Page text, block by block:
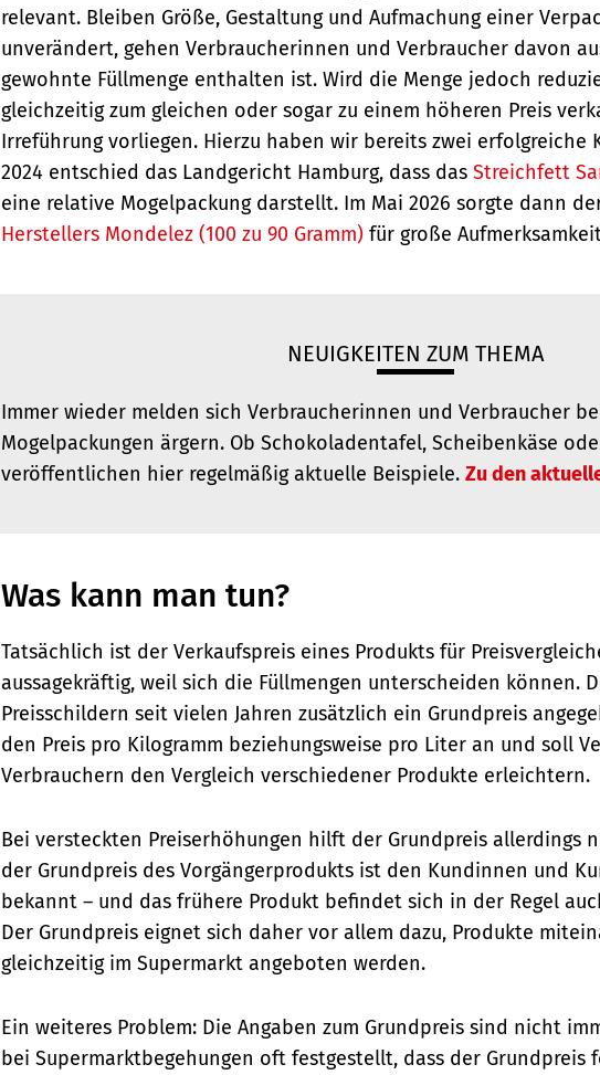
relevant. Bleiben Größe, Gestaltung und Aufmachung einer
unverändert, gehen Verbraucherinnen und Verbraucher davon
gewohnte Füllmenge enthalten ist. Wird die Menge jedoch
gleichzeitig zum gleichen oder sogar zu einem höheren Preis
Irreführung vorliegen. Hierzu haben wir bereits zwei erfolgreiche
2024 entschied das Landgericht Hamburg, dass das Streichfett
eine relative Mogelpackung darstellt. Im Mai 2026 sorgte dann
Herstellers Mondelez (100 zu 90 Gramm) für große
NEUIGKEITEN ZUM THEMA
Immer wieder melden sich Verbraucherinnen und Verbraucher
Mogelpackungen ärgern. Ob Schokoladentafel, Scheibenkäse
veröffentlichen hier regelmäßig aktuelle Beispiele. Zu den
Was kann man tun?
Tatsächlich ist der Verkaufspreis eines Produkts für
aussagekräftig, weil sich die Füllmengen unterscheiden können.
Preisschildern seit vielen Jahren zusätzlich ein Grundpreis
den Preis pro Kilogramm beziehungsweise pro Liter an und soll
Verbrauchern den Vergleich verschiedener Produkte erleichtern.
Bei versteckten Preiserhöhungen hilft der Grundpreis allerdings
der Grundpreis des Vorgängerprodukts ist den Kundinnen und
bekannt – und das frühere Produkt befindet sich in der Regel
Der Grundpreis eignet sich daher vor allem dazu, Produkte
gleichzeitig im Supermarkt angeboten werden.
Ein weiteres Problem: Die Angaben zum Grundpreis sind nicht
bei Supermarktbegehungen oft festgestellt, dass der